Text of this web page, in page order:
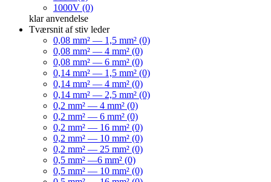
1000V (0)
klar anvendelse
Tværsnit af stiv leder
0,08 mm² — 1,5 mm² (0)
0,08 mm² — 4 mm² (0)
0,08 mm² — 6 mm² (0)
0,14 mm² — 1,5 mm² (0)
0,14 mm² — 4 mm² (0)
0,14 mm² — 2,5 mm² (0)
0,2 mm² — 4 mm² (0)
0,2 mm² — 6 mm² (0)
0,2 mm² — 16 mm² (0)
0,2 mm² — 10 mm² (0)
0,2 mm² — 25 mm² (0)
0,5 mm² —6 mm² (0)
0,5 mm² — 10 mm² (0)